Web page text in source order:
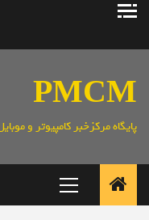
پرش
PMCM
پایگاه مرکزخبر کامپیوتر و
اصلی